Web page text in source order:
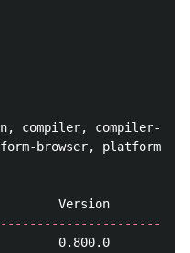
compiler, compiler-
browser, platform-
0.800.0